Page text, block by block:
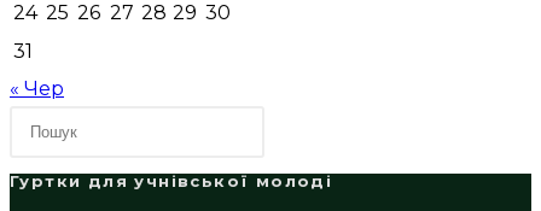
24 25 26 27 28 29 30
31
« Чер
Гуртки для учнівської молоді